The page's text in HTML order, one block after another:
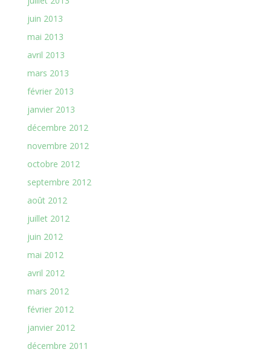
juin 2013
mai 2013
avril 2013
mars 2013
février 2013
janvier 2013
décembre 2012
novembre 2012
octobre 2012
septembre 2012
août 2012
juillet 2012
juin 2012
mai 2012
avril 2012
mars 2012
février 2012
janvier 2012
décembre 2011